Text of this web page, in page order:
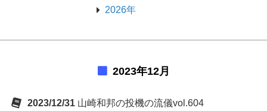
2026年
2023年12月
2023/12/31 山崎和邦の投機の流儀vol.604